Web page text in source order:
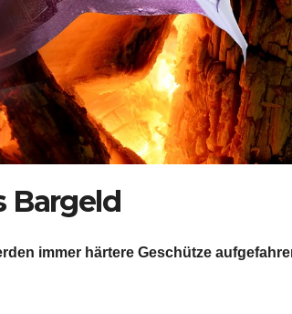
Bargeld
immer härtere Geschütze